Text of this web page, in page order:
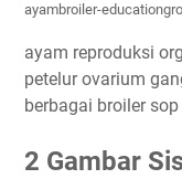
ayambroiler-
ayam reproduksi
petelur ovarium
berbagai broiler
2 Gambar